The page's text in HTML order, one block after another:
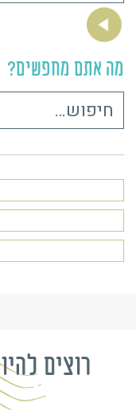
מה אתם מחפשים?
חיפוש:
רוצים